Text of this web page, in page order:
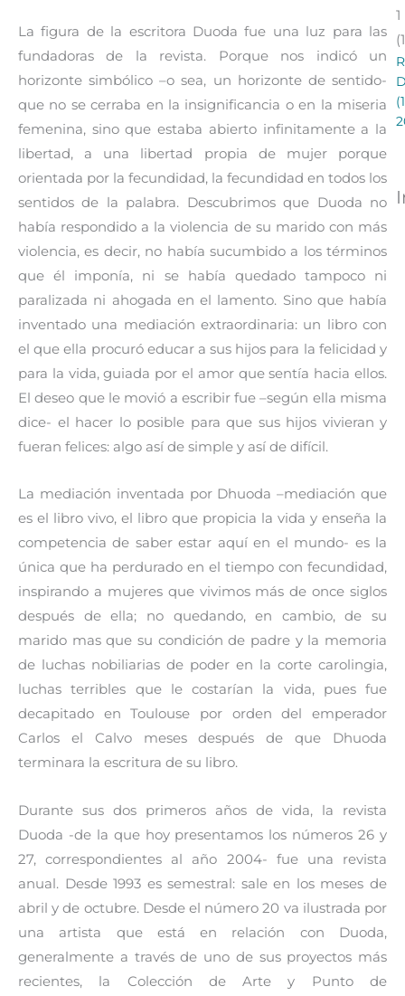
La figura de la escritora Duoda fue una luz para las
fundadoras de la revista. Porque nos indicó un
horizonte simbólico –o sea, un horizonte de sentido-
que no se cerraba en la insignificancia o en la miseria
femenina, sino que estaba abierto infinitamente a la
libertad, a una libertad propia de mujer porque
orientada por la fecundidad, la fecundidad en todos los
sentidos de la palabra. Descubrimos que Duoda no
había respondido a la violencia de su marido con más
violencia, es decir, no había sucumbido a los términos
que él imponía, ni se había quedado tampoco ni
paralizada ni ahogada en el lamento. Sino que había
inventado una mediación extraordinaria: un libro con
el que ella procuró educar a sus hijos para la felicidad y
para la vida, guiada por el amor que sentía hacia ellos.
El deseo que le movió a escribir fue –según ella misma
dice- el hacer lo posible para que sus hijos vivieran y
fueran felices: algo así de simple y así de difícil.
La mediación inventada por Dhuoda –mediación que
es el libro vivo, el libro que propicia la vida y enseña la
competencia de saber estar aquí en el mundo- es la
única que ha perdurado en el tiempo con fecundidad,
inspirando a mujeres que vivimos más de once siglos
después de ella; no quedando, en cambio, de su
marido mas que su condición de padre y la memoria
de luchas nobiliarias de poder en la corte carolingia,
luchas terribles que le costarían la vida, pues fue
decapitado en Toulouse por orden del emperador
Carlos el Calvo meses después de que Dhuoda
terminara la escritura de su libro.
Durante sus dos primeros años de vida, la revista
Duoda -de la que hoy presentamos los números 26 y
27, correspondientes al año 2004- fue una revista
anual. Desde 1993 es semestral: sale en los meses de
abril y de octubre. Desde el número 20 va ilustrada por
una artista que está en relación con Duoda,
generalmente a través de uno de sus proyectos más
recientes, la Colección de Arte y Punto de
1